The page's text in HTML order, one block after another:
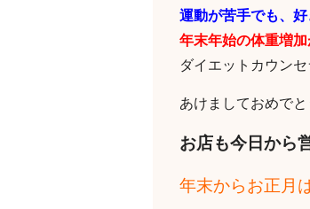
運動が苦手でも、
年末年始の体重増
ダイエットカウン
あけましておめで
お店も今日から
年末からお正月